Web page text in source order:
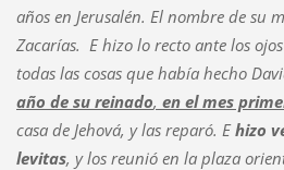
años en Jerusalén. El nombre de su
Zacarías. E hizo lo recto ante los
todas las cosas que había hecho
año de su reinado, en el mes
casa de Jehová, y las reparó. Ehizo
levitas, y los reunió en la plaza